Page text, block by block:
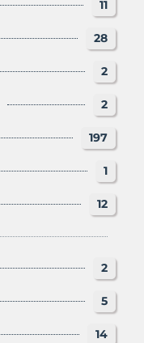
11
28
2
2
197
1
12
2
5
14